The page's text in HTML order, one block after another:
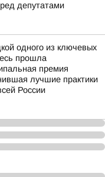
депутатами
одного из ключевых
прошла
премия
лучшие практики
России